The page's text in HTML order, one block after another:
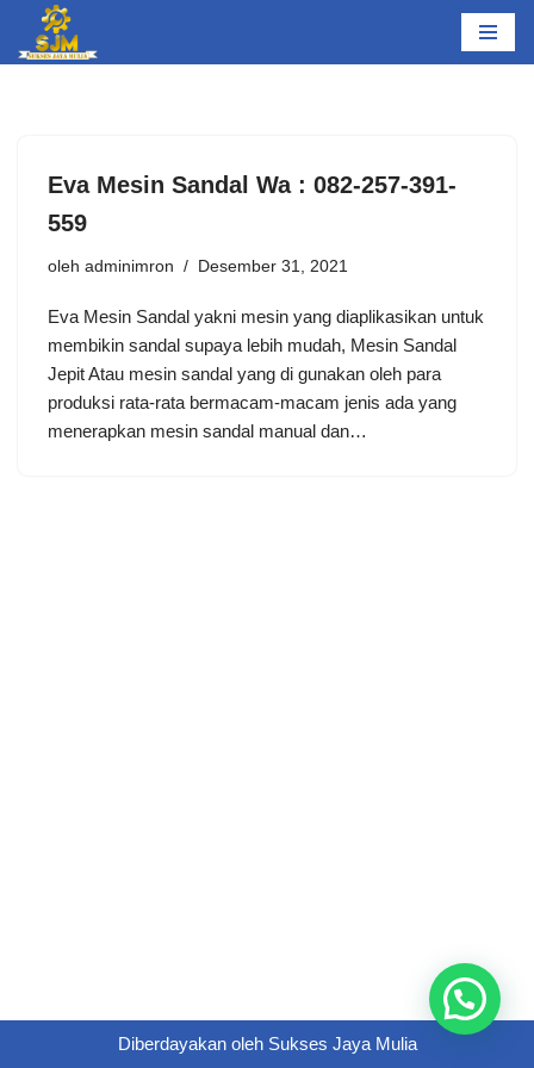
Lompat
Eva Mesin Sandal Wa : 082-257-391-
559
oleh adminimron Desember 31, 2021
Eva Mesin Sandal yakni mesin yang diaplikasikan untuk
membikin sandal supaya lebih mudah, Mesin Sandal
Jepit Atau mesin sandal yang di gunakan oleh para
produksi rata-rata bermacam-macam jenis ada yang
menerapkan mesin sandal manual dan…
Diberdayakan oleh Sukses Jaya Mulia